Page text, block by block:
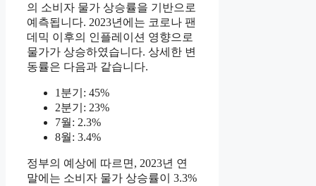
의 소비자 물가 상승률을 기반으로
예측됩니다. 2023년에는 코로나 팬
데믹 이후의 인플레이션 영향으로
물가가 상승하였습니다. 상세한 변
동률은 다음과 같습니다.
1분기: 45%
2분기: 23%
7월: 2.3%
8월: 3.4%
정부의 예상에 따르면, 2023년 연
말에는 소비자 물가 상승률이 3.3%